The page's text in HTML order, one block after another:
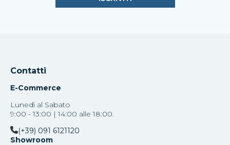
Contatti
E-Commerce
Lunedì al Sabato
9:00 - 13:00 | 14:00 alle 18:00.
(+39) 091 6121120
Showroom